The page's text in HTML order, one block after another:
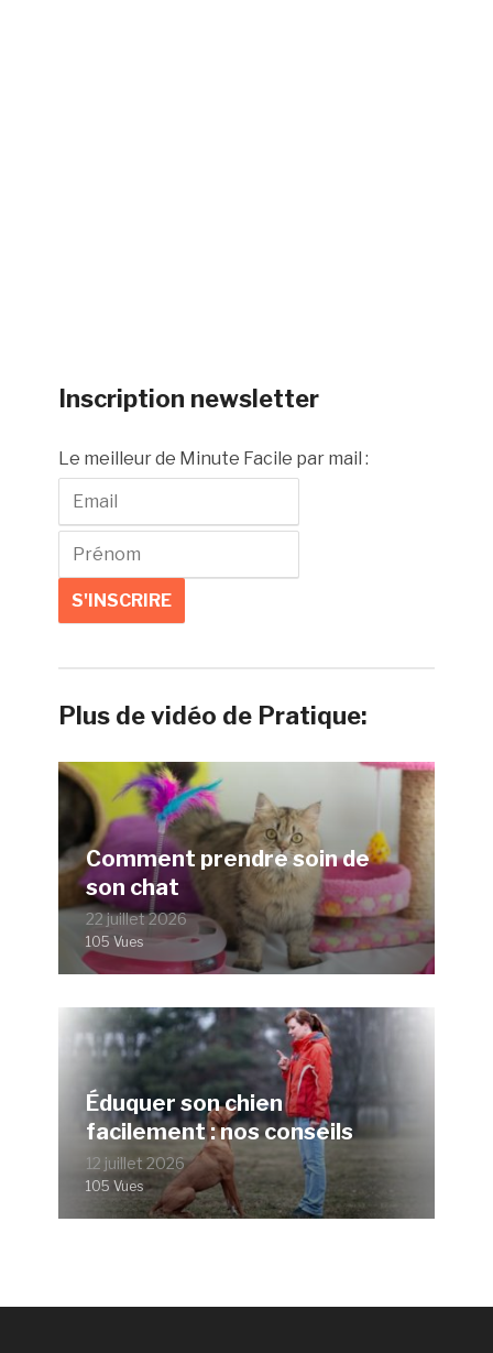
Inscription newsletter
Le meilleur de Minute Facile par mail :
Plus de vidéo de Pratique:
Comment prendre soin de
son chat
22 juillet 2026
105 Vues
Éduquer son chien
facilement : nos conseils
12 juillet 2026
105 Vues